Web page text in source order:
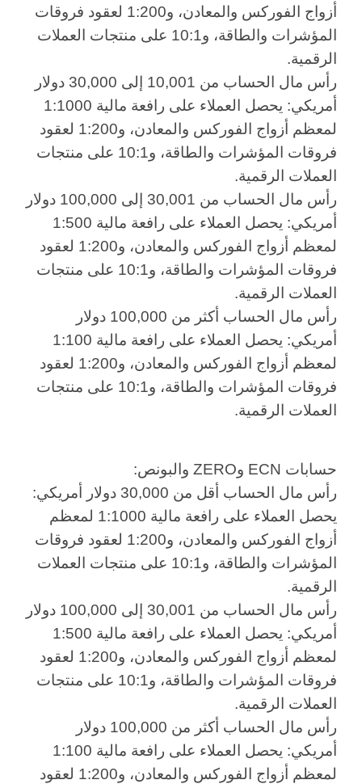
أزواج الفوركس والمعادن، و1:200 لعقود فروقات
المؤشرات والطاقة، و10:1 على منتجات العملات
الرقمية.
رأس مال الحساب من 10,001 إلى 30,000 دولار
أمريكي: يحصل العملاء على رافعة مالية 1:1000
لمعظم أزواج الفوركس والمعادن، و1:200 لعقود
فروقات المؤشرات والطاقة، و10:1 على منتجات
العملات الرقمية.
رأس مال الحساب من 30,001 إلى 100,000 دولار
أمريكي: يحصل العملاء على رافعة مالية 1:500
لمعظم أزواج الفوركس والمعادن، و1:200 لعقود
فروقات المؤشرات والطاقة، و10:1 على منتجات
العملات الرقمية.
رأس مال الحساب أكثر من 100,000 دولار
أمريكي: يحصل العملاء على رافعة مالية 1:100
لمعظم أزواج الفوركس والمعادن، و1:200 لعقود
فروقات المؤشرات والطاقة، و10:1 على منتجات
العملات الرقمية.
حسابات ECN وZERO والبونص:
رأس مال الحساب أقل من 30,000 دولار أمريكي:
يحصل العملاء على رافعة مالية 1:1000 لمعظم
أزواج الفوركس والمعادن، و1:200 لعقود فروقات
المؤشرات والطاقة، و10:1 على منتجات العملات
الرقمية.
رأس مال الحساب من 30,001 إلى 100,000 دولار
أمريكي: يحصل العملاء على رافعة مالية 1:500
لمعظم أزواج الفوركس والمعادن، و1:200 لعقود
فروقات المؤشرات والطاقة، و10:1 على منتجات
العملات الرقمية.
رأس مال الحساب أكثر من 100,000 دولار
أمريكي: يحصل العملاء على رافعة مالية 1:100
لمعظم أزواج الفوركس والمعادن، و1:200 لعقود